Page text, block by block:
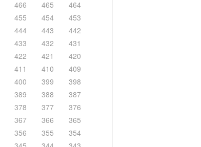
466 465
464
455 454
453
444 443
442
433 432
431
422 421
420
411 410
409
400 399
398
389 388
387
378 377
376
367 366
365
356 355
354